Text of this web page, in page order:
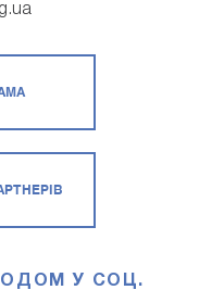
У СОЦ.